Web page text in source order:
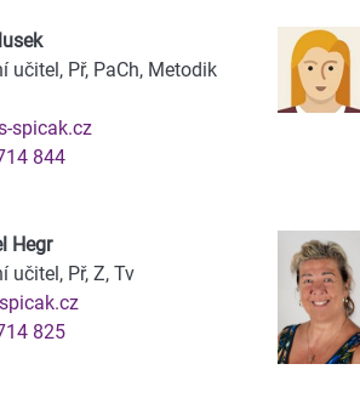
učitel, Př, PaCh, Metodik
spicak.cz
844
Hegr
učitel, Př, Z, Tv
825